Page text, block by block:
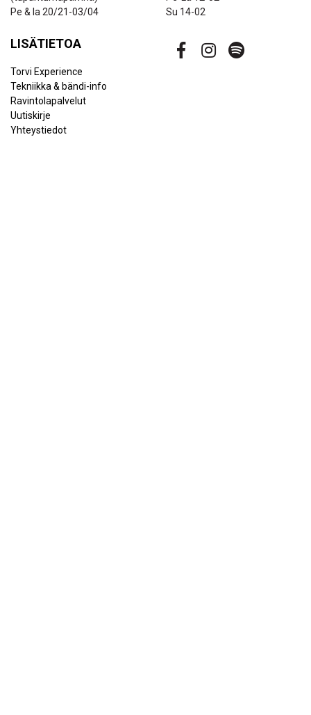
Pe & la 20/21-03/04
Su 14-02
LISÄTIETOA
Torvi Experience
Tekniikka & bändi-info
Ravintolapalvelut
Uutiskirje
Yhteystiedot